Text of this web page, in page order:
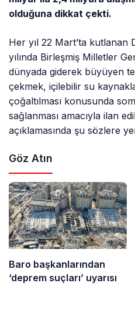
olduğuna dikkat çekti.
Her yıl 22 Mart’ta
yılında Birleşmiş Milletler
dünyada giderek büyüyen
çekmek, içilebilir su
çoğaltılması konusunda
sağlanması amacıyla ilan
açıklamasında şu sözlere
Göz Atın
Baro başkanlarından
‘deprem suçları’ uyarısı